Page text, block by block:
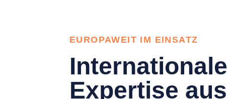
EUROPAWEIT IM EINSATZ
Internationale
Expertise aus